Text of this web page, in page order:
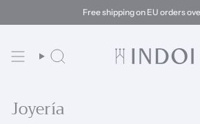
Free shipping on EU orders
Búsqueda
Joyería